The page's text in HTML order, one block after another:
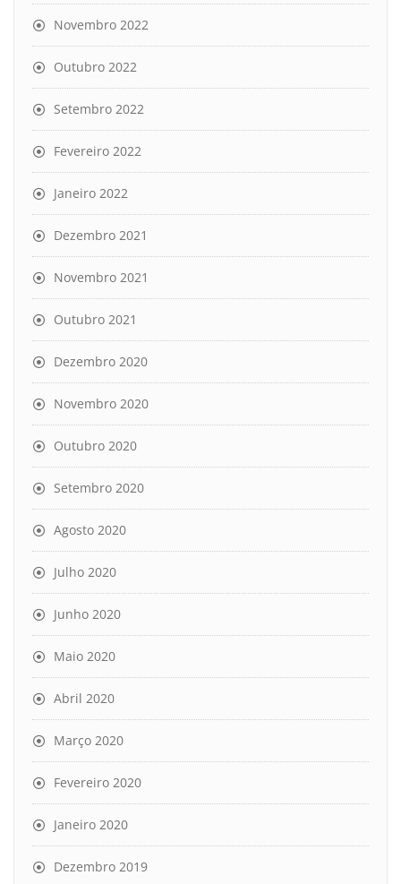
Novembro 2022
Outubro 2022
Setembro 2022
Fevereiro 2022
Janeiro 2022
Dezembro 2021
Novembro 2021
Outubro 2021
Dezembro 2020
Novembro 2020
Outubro 2020
Setembro 2020
Agosto 2020
Julho 2020
Junho 2020
Maio 2020
Abril 2020
Março 2020
Fevereiro 2020
Janeiro 2020
Dezembro 2019